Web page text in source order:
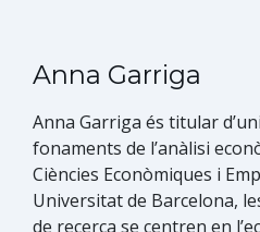
Anna Garriga
Anna Garriga és​ titular
fonaments de l’anàlisi
Ciències Econòmiques i
Universitat de Barcelona,
de recerca se centren en